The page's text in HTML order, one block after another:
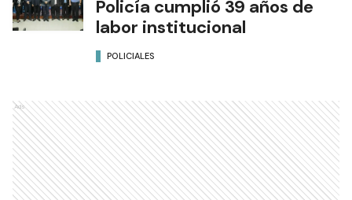
Policía cumplió 39 años de
labor institucional
POLICIALES
Ads